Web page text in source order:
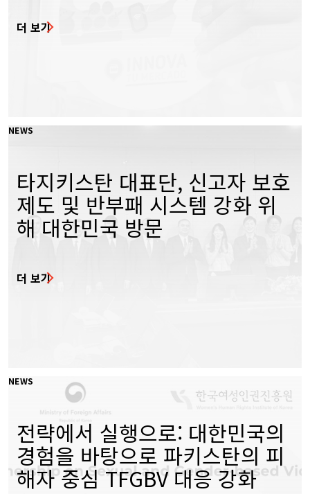
더 보기
NEWS
타지키스탄 대표단, 신고자 보호
제도 및 반부패 시스템 강화 위
해 대한민국 방문
더 보기
NEWS
전략에서 실행으로: 대한민국의
경험을 바탕으로 파키스탄의 피
해자 중심 TFGBV 대응 강화